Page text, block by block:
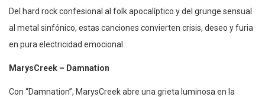
Del hard rock confesional al folk apocalíptico y del grunge sensual
al metal sinfónico, estas canciones convierten crisis, deseo y furia
en pura electricidad emocional.
MarysCreek – Damnation
Con “Damnation”, MarysCreek abre una grieta luminosa en la